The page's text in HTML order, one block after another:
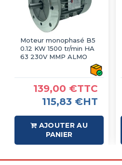
Moteur monophasé B5
0.12 KW 1500 tr/min HA
63 230V MMP ALMO
139,00 €TTC
115,83 €HT
AJOUTER AU
PANIER